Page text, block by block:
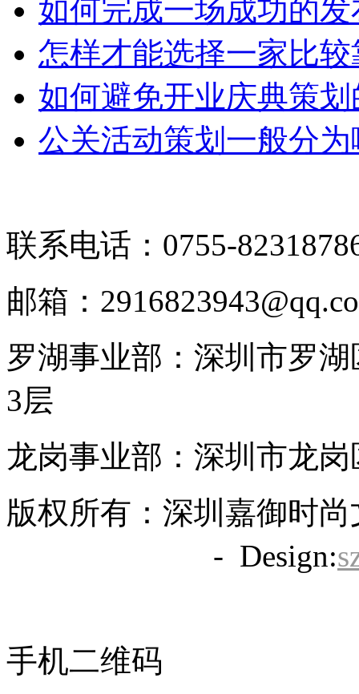
如何完成一场成功的
怎样才能选择一家比
如何避免开业庆典策
公关活动策划一般分
联系电话：0755-
邮箱：
罗湖事业部：深圳市罗
3层
龙岗事业部：深圳市龙
版权所有：深圳嘉御时
- Design:
手机二维码